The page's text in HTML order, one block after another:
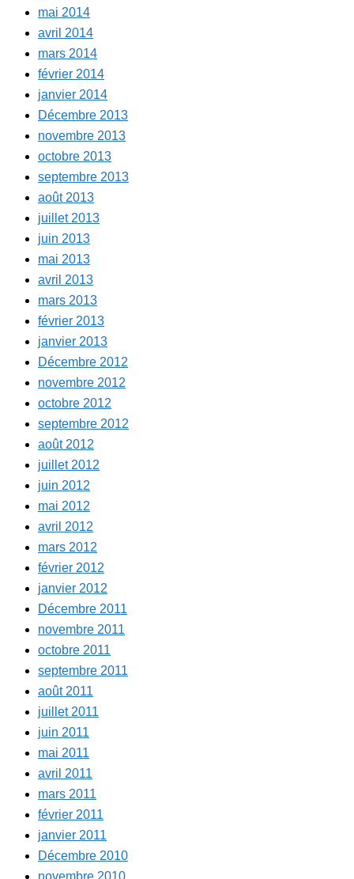
mai 2014
avril 2014
mars 2014
février 2014
janvier 2014
Décembre 2013
novembre 2013
octobre 2013
septembre 2013
août 2013
juillet 2013
juin 2013
mai 2013
avril 2013
mars 2013
février 2013
janvier 2013
Décembre 2012
novembre 2012
octobre 2012
septembre 2012
août 2012
juillet 2012
juin 2012
mai 2012
avril 2012
mars 2012
février 2012
janvier 2012
Décembre 2011
novembre 2011
octobre 2011
septembre 2011
août 2011
juillet 2011
juin 2011
mai 2011
avril 2011
mars 2011
février 2011
janvier 2011
Décembre 2010